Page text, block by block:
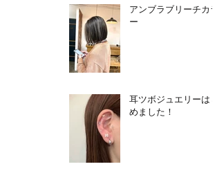
アンブラブリーチカラ
ー
耳ツボジュエリーはじ
めました！